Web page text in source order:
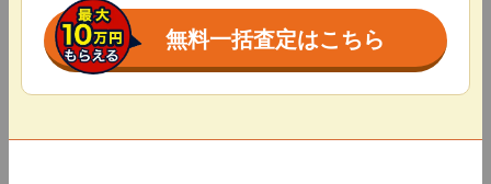
無料一括査定はこちら